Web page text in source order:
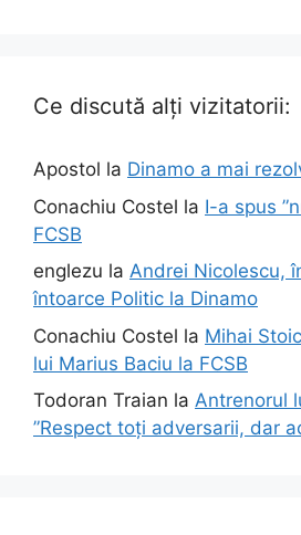
Ce discută alți vizitatorii:
Apostol la Dinamo a mai
Conachiu Costel la I-a spus
FCSB
englezu la Andrei Nicolescu,
întoarce Politic la Dinamo
Conachiu Costel la Mihai
lui Marius Baciu la FCSB
Todoran Traian la Antrenorul
”Respect toți adversarii, dar